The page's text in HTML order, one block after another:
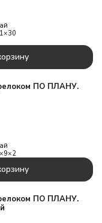
ПО ПЛАНУ.
ПО ПЛАНУ.